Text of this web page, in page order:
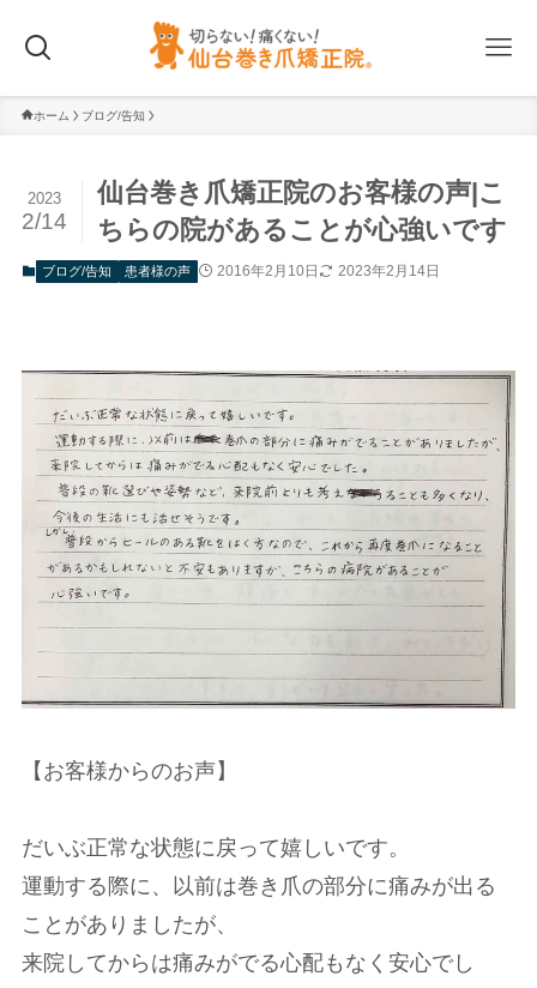
ホーム ブログ/告知
仙台巻き爪矯正院のお客様の声|こ
ちらの院があることが心強いです
2023
2/14
ブログ/告知 患者様の声 2016年2月10日 2023年2月14日
【お客様からのお声】
だいぶ正常な状態に戻って嬉しいです。
運動する際に、以前は巻き爪の部分に痛みが出る
ことがありましたが、
来院してからは痛みがでる心配もなく安心でし